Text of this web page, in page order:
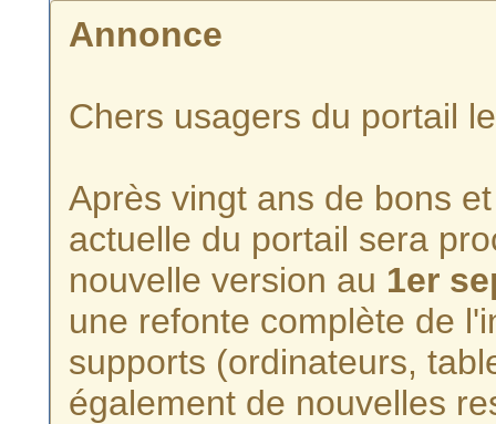
Annonce
Chers usagers du portail
Après vingt ans de bons
actuelle du portail sera
nouvelle version au 1er
une refonte complète de
supports (ordinateurs,
également de nouvelles